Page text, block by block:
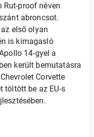
Rut-proof néven
abroncsot.
első olyan
is kimagasló
14-gyel a
került bemutatásra
Corvette
töltött be az EU-s